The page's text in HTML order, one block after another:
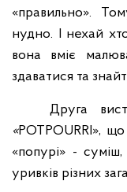
«правильно».
нудно. І нехай
вона вміє
здаватися та
Друга
«POTPOURRI»,
«попурі» -
уривків різних